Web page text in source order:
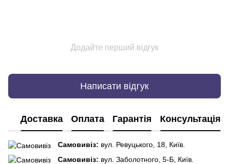
Додайте перший відгук
Написати відгук
Доставка Оплата Гарантія Консультація
Самовивіз: вул. Ревуцького, 18, Київ.
Самовивіз: вул. Заболотного, 5-Б, Київ.